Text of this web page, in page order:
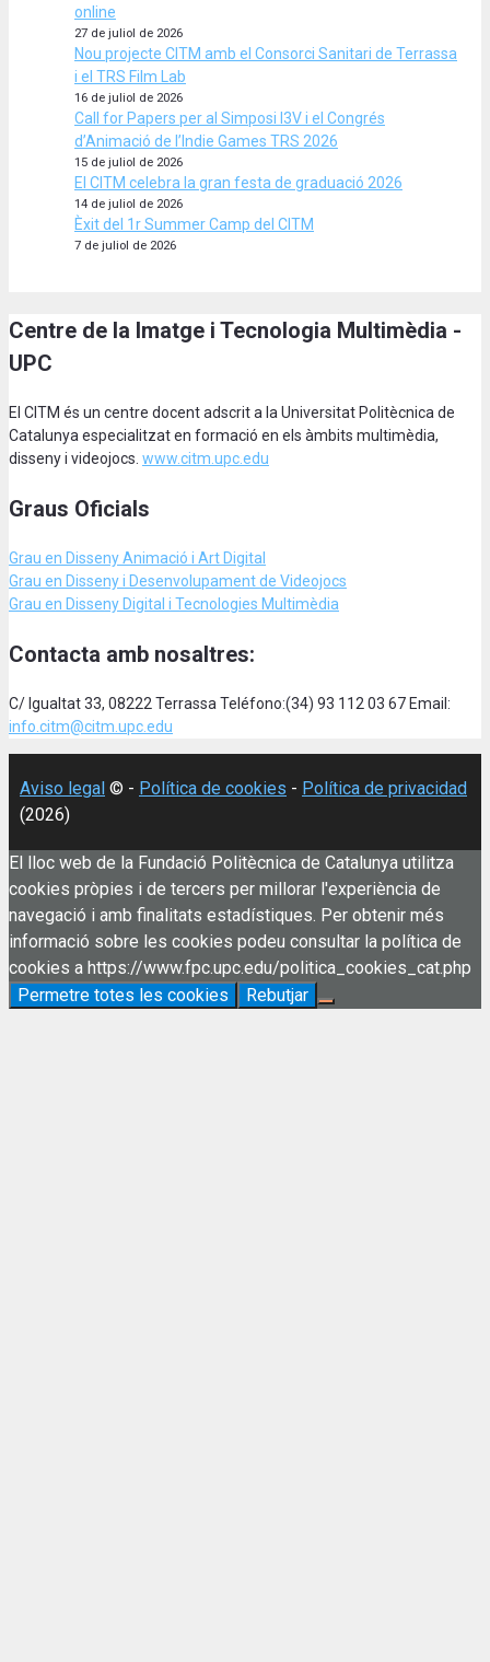
online
27 de juliol de 2026
Nou projecte CITM amb el Consorci Sanitari de Terrassa
i el TRS Film Lab
16 de juliol de 2026
Call for Papers per al Simposi I3V i el Congrés
d’Animació de l’Indie Games TRS 2026
15 de juliol de 2026
El CITM celebra la gran festa de graduació 2026
14 de juliol de 2026
Èxit del 1r Summer Camp del CITM
7 de juliol de 2026
Centre de la Imatge i Tecnologia Multimèdia -
UPC
El CITM és un centre docent adscrit a la Universitat Politècnica de
Catalunya especialitzat en formació en els àmbits multimèdia,
disseny i videojocs. www.citm.upc.edu
Graus Oficials
Grau en Disseny Animació i Art Digital
Grau en Disseny i Desenvolupament de Videojocs
Grau en Disseny Digital i Tecnologies Multimèdia
Contacta amb nosaltres:
C/ Igualtat 33, 08222 Terrassa Teléfono:(34) 93 112 03 67 Email:
info.citm@citm.upc.edu
Aviso legal © - Política de cookies - Política de privacidad
(2026)
El lloc web de la Fundació Politècnica de Catalunya utilitza
cookies pròpies i de tercers per millorar l'experiència de
navegació i amb finalitats estadístiques. Per obtenir més
informació sobre les cookies podeu consultar la política de
cookies a https://www.fpc.upc.edu/politica_cookies_cat.php
Permetre totes les cookies
Rebutjar